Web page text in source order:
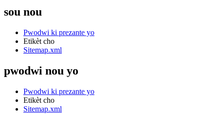
sou nou
Pwodwi ki prezante yo
Etikèt cho
Sitemap.xml
pwodwi nou yo
Pwodwi ki prezante yo
Etikèt cho
Sitemap.xml